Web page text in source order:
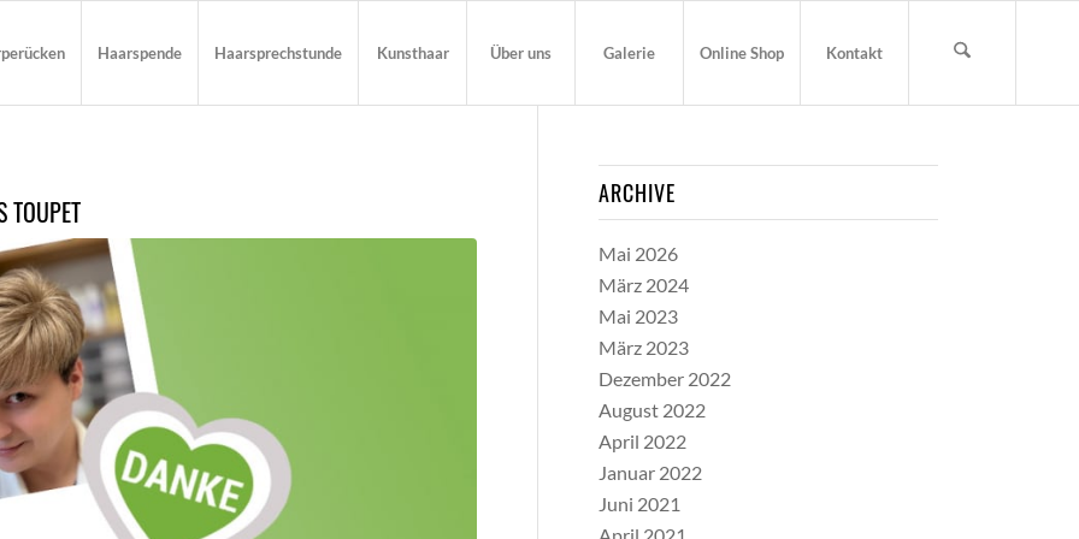
Haarspende Haarsprechstunde Kunsthaar Über uns Galerie Online Shop Kontakt
ARCHIVE
Mai 2026
März 2024
Mai 2023
März 2023
Dezember 2022
August 2022
April 2022
Januar 2022
Juni 2021